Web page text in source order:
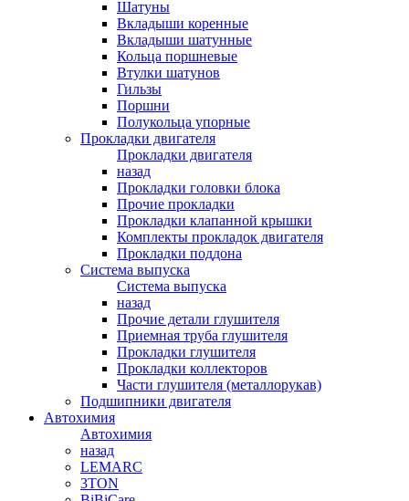
Шатуны
Вкладыши коренные
Вкладыши шатунные
Кольца поршневые
Втулки шатунов
Гильзы
Поршни
Полукольца упорные
Прокладки двигателя
Прокладки двигателя
назад
Прокладки головки блока
Прочие прокладки
Прокладки клапанной крышки
Комплекты прокладок двигателя
Прокладки поддона
Система выпуска
Система выпуска
назад
Прочие детали глушителя
Приемная труба глушителя
Прокладки глушителя
Прокладки коллекторов
Части глушителя (металлорукав)
Подшипники двигателя
Автохимия
Автохимия
назад
LEMARC
3TON